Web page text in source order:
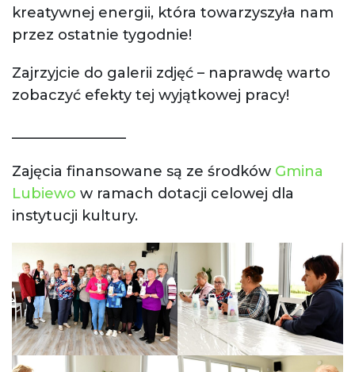
kreatywnej energii, która towarzyszyła nam
przez ostatnie tygodnie!
Zajrzyjcie do galerii zdjęć – naprawdę warto
zobaczyć efekty tej wyjątkowej pracy!
________________
Zajęcia finansowane są ze środków Gmina
Lubiewo w ramach dotacji celowej dla
instytucji kultury.